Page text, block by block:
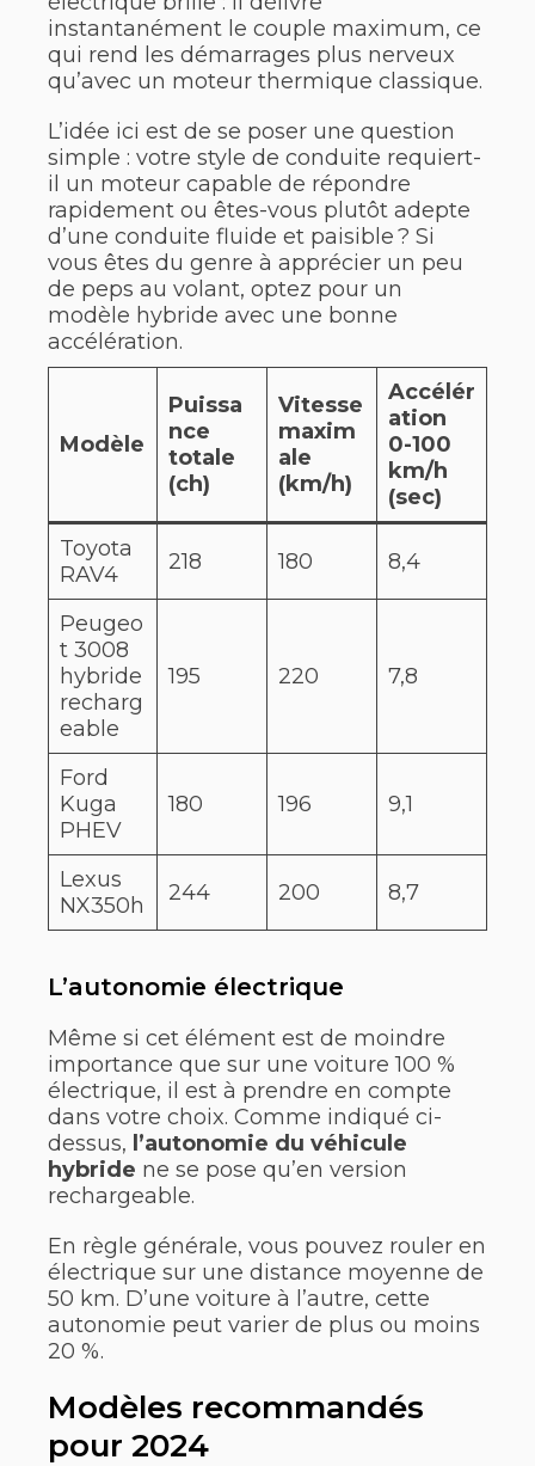
instantanément le couple maximum, ce
qui rend les démarrages plus nerveux
qu’avec un moteur thermique classique.
L’idée ici est de se poser une question
simple : votre style de conduite requiert-
il un moteur capable de répondre
rapidement ou êtes-vous plutôt adepte
d’une conduite fluide et paisible ? Si
vous êtes du genre à apprécier un peu
de peps au volant, optez pour un
modèle hybride avec une bonne
accélération.
Modèle
Puissa
nce
totale
(ch)
Vitesse
maxim
ale
(km/h)
Accélér
ation
0-100
km/h
(sec)
Toyota
RAV4
218 180 8,4
Peugeo
t 3008
hybride
recharg
eable
195 220 7,8
Ford
Kuga
PHEV
180 196 9,1
Lexus
NX350h
244 200 8,7
L’autonomie électrique
Même si cet élément est de moindre
importance que sur une voiture 100 %
électrique, il est à prendre en compte
dans votre choix. Comme indiqué ci-
dessus, l’autonomie du véhicule
hybride ne se pose qu’en version
rechargeable.
En règle générale, vous pouvez rouler en
électrique sur une distance moyenne de
50 km. D’une voiture à l’autre, cette
autonomie peut varier de plus ou moins
20 %.
Modèles recommandés
pour 2024